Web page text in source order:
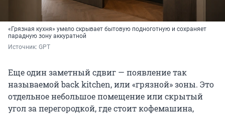
«Грязная кухня» умело скрывает бытовую подноготную и сохраняет
парадную зону аккуратной
Источник: GPT
Еще один заметный сдвиг — появление так
называемой back kitchen, или «грязной» зоны. Это
отдельное небольшое помещение или скрытый
угол за перегородкой, где стоит кофемашина,